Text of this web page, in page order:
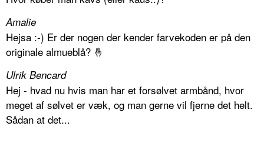
Amalie
Hejsa :-) Er der nogen der kender farvekoden er på den
originale almueblå? 🤞
Ulrik Bencard
Hej - hvad nu hvis man har et forsølvet armbånd, hvor
meget af sølvet er væk, og man gerne vil fjerne det helt.
Sådan at det...